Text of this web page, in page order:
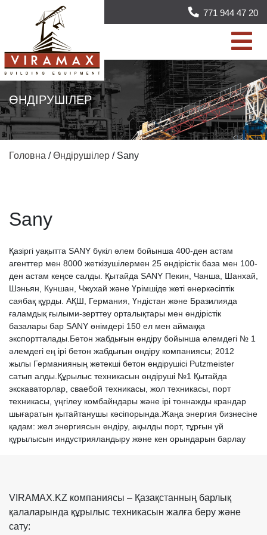
771 944 47 20
ӨНДІРУШІЛЕР
Головна /Өндірушілер / Sany
Sany
Қазіргі уақытта SANY бүкіл әлем бойынша 400-ден астам
агенттер мен 8000 жеткізушілермен 25 өндірістік база мен 100-
ден астам кеңсе салды. Қытайда SANY Пекин, Чанша, Шанхай,
Шэньян, Куншан, Чжухай және Үрімшіде жеті өнеркәсіптік
саябақ құрды. АҚШ, Германия, Үндістан және Бразилияда
ғаламдық ғылыми-зерттеу орталықтары мен өндірістік
базалары бар SANY өнімдері 150 ел мен аймаққа
экспортталады.Бетон жабдығын өндіру бойынша әлемдегі № 1
әлемдегі ең ірі бетон жабдығын өндіру компаниясы; 2012
жылы Германияның жетекші бетон өндірушісі Putzmeister
сатып алды.Құрылыс техникасын өндіруші №1 Қытайда
экскаваторлар, сваебой техникасы, жол техникасы, порт
техникасы, үңгілеу комбайндары және ірі тоннажды крандар
шығаратын қытайтанушы кәсіпорында.Жаңа энергия бизнесіне
қадам: жел энергиясын өндіру, ақылды порт, тұрғын үй
құрылысын индустрияландыру және кен орындарын барлау
VIRAMAX.KZ компаниясы – Қазақстанның барлық
қалаларында құрылыс техникасын жалға беру және
сату: